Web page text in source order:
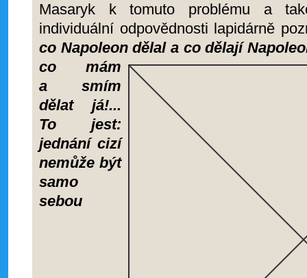
Masaryk k tomuto problému a
individuální odpovědnosti lapidárně
co Napoleon dělal a co dělají
co mám
a smím
dělat já!...
To jest:
jednání cizí
nemůže být
samo
sebou